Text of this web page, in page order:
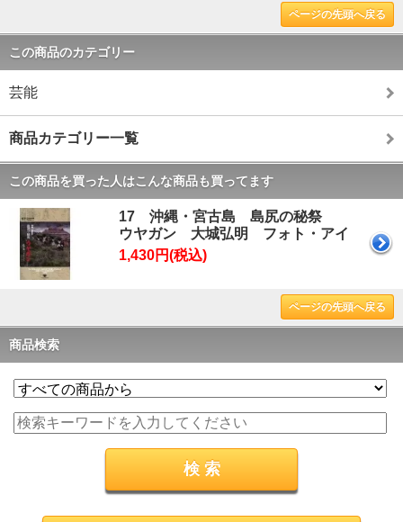
ページの先頭へ戻る
この商品のカテゴリー
芸能
商品カテゴリー一覧
この商品を買った人はこんな商品も買ってます
17 沖縄・宮古島 島尻の秘祭
ウヤガン 大城弘明 フォト・アイ
1,430円(税込)
ページの先頭へ戻る
商品検索